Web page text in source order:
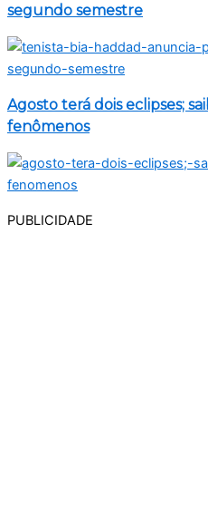
segundo semestre
Agosto terá dois eclipses;
fenômenos
PUBLICIDADE